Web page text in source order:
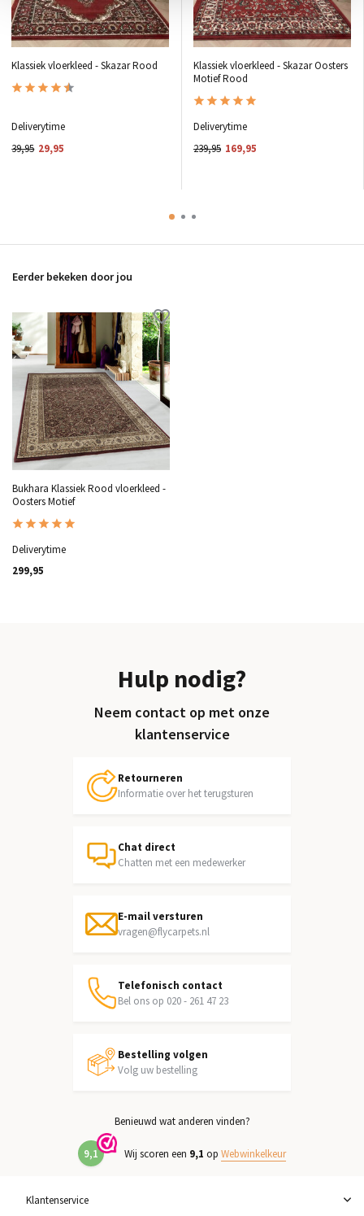
Klassiek vloerkleed - Skazar Rood
Deliverytime
39,95 29,95
Klassiek vloerkleed - Skazar Oosters
Motief Rood
Deliverytime
239,95 169,95
Eerder bekeken door jou
Bukhara Klassiek Rood vloerkleed -
Oosters Motief
Deliverytime
299,95
Hulp nodig?
Neem contact op met onze
klantenservice
Retourneren
Informatie over het terugsturen
Chat direct
Chatten met een medewerker
E-mail versturen
vragen@flycarpets.nl
Telefonisch contact
Bel ons op 020 - 261 47 23
Bestelling volgen
Volg uw bestelling
Benieuwd wat anderen vinden?
9,1 Wij scoren een 9,1 op Webwinkelkeur
Klantenservice